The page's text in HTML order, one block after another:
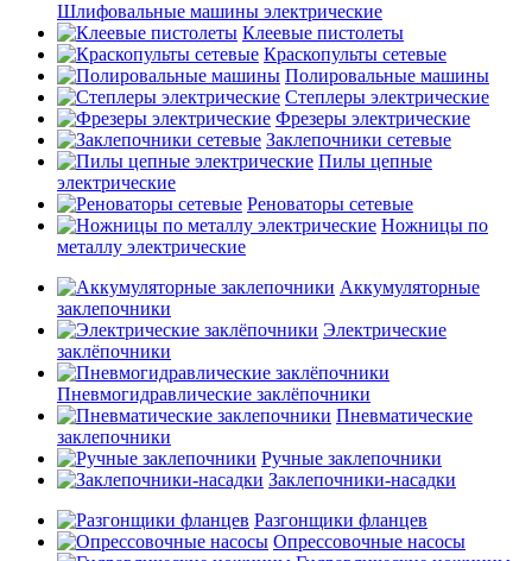
Шлифовальные машины электрические
Клеевые пистолеты
Краскопульты сетевые
Полировальные машины
Степлеры электрические
Фрезеры электрические
Заклепочники сетевые
Пилы цепные
электрические
Реноваторы сетевые
Ножницы по
металлу электрические
Аккумуляторные
заклепочники
Электрические
заклёпочники
Пневмогидравлические заклёпочники
Пневматические
заклепочники
Ручные заклепочники
Заклепочники-насадки
Разгонщики фланцев
Опрессовочные насосы